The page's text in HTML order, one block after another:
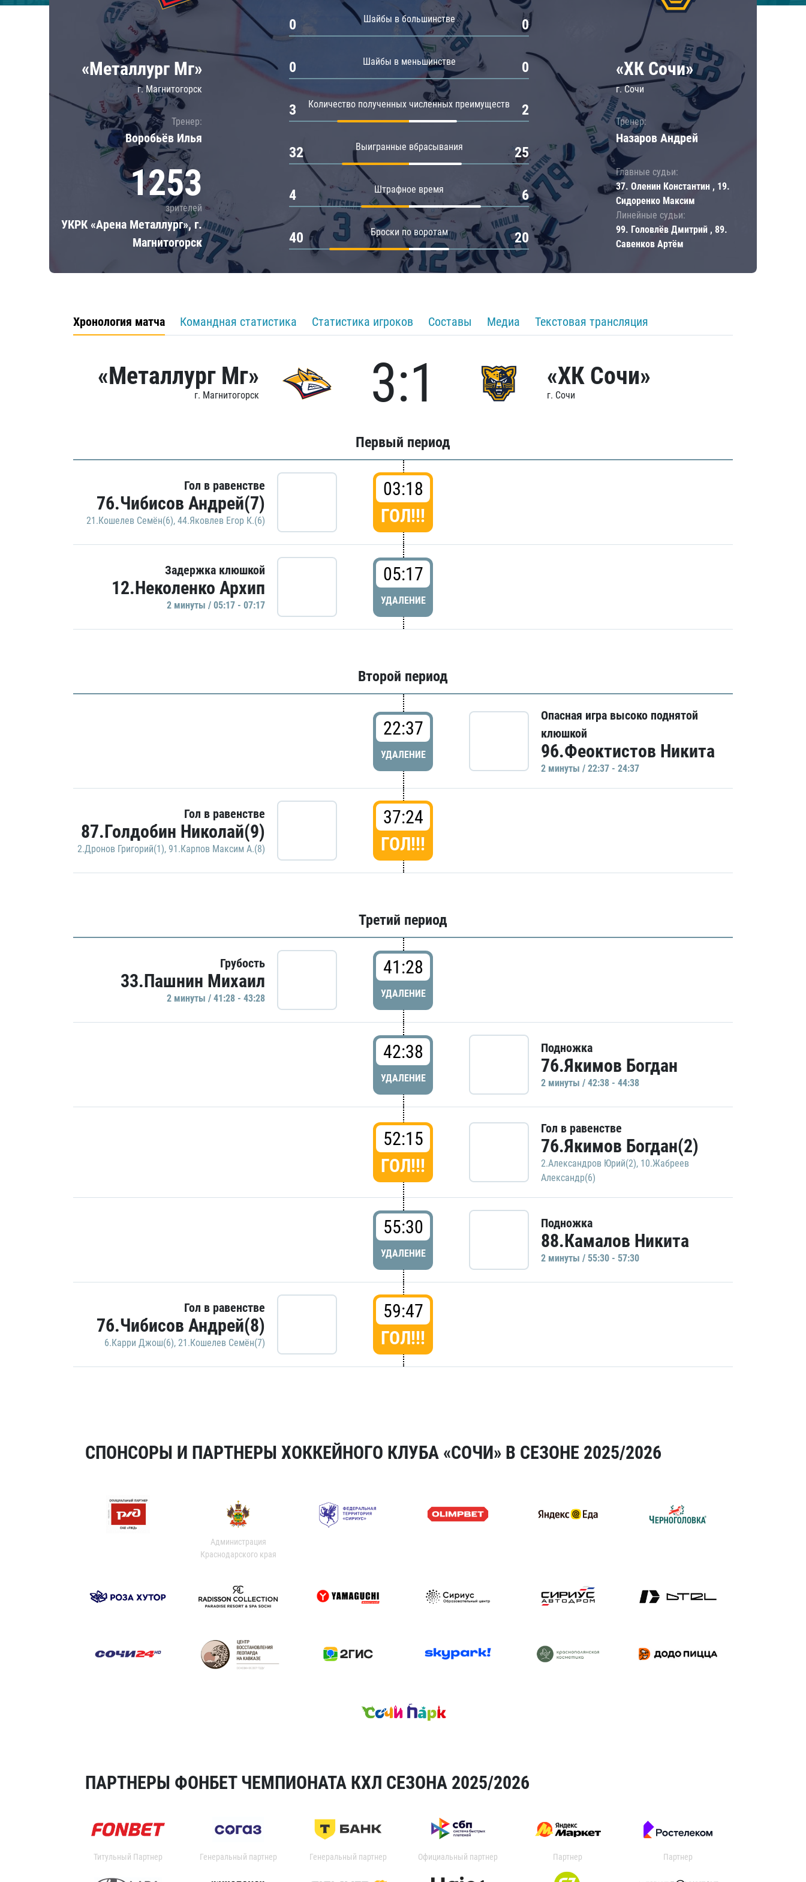
Локомотив
ЦСКА
Шанхайские Драконы
«Металлург Мг»
г. Магнитогорск
Тренер:
Воробьёв Илья
1253
зрителей
УКРК «Арена Металлург», г.
Магнитогорск
Шайбы в большинстве
0 0
Шайбы в меньшинстве
0 0
Количество полученных численных преимуществ
3 2
Выигранные вбрасывания
32 25
Штрафное время
4 6
Броски по воротам
40 20
«ХК Сочи»
г. Сочи
Тренер:
Назаров Андрей
Главные судьи:
37. Оленин Константин , 19.
Сидоренко Максим
Линейные судьи:
99. Головлёв Дмитрий , 89.
Савенков Артём
Хронология матча Командная статистика Статистика игроков Составы Медиа Текстовая трансляция
«Металлург Мг»
г. Магнитогорск 3:1 «ХК Сочи»
г. Сочи
Первый период
Гол в равенстве
76.Чибисов Андрей(7)
21.Кошелев Семён(6), 44.Яковлев Егор К.(6)
03:18
ГОЛ!!!
Задержка клюшкой
12.Неколенко Архип
2 минуты / 05:17 - 07:17
05:17
УДАЛЕНИЕ
Второй период
22:37
УДАЛЕНИЕ
Опасная игра высоко поднятой
клюшкой
96.Феоктистов Никита
2 минуты / 22:37 - 24:37
Гол в равенстве
87.Голдобин Николай(9)
2.Дронов Григорий(1), 91.Карпов Максим А.(8)
37:24
ГОЛ!!!
Третий период
Грубость
33.Пашнин Михаил
2 минуты / 41:28 - 43:28
41:28
УДАЛЕНИЕ
42:38
УДАЛЕНИЕ
Подножка
76.Якимов Богдан
2 минуты / 42:38 - 44:38
52:15
ГОЛ!!!
Гол в равенстве
76.Якимов Богдан(2)
2.Александров Юрий(2), 10.Жабреев
Александр(6)
55:30
УДАЛЕНИЕ
Подножка
88.Камалов Никита
2 минуты / 55:30 - 57:30
Гол в равенстве
76.Чибисов Андрей(8)
6.Карри Джош(6), 21.Кошелев Семён(7)
59:47
ГОЛ!!!
СПОНСОРЫ И ПАРТНЕРЫ ХОККЕЙНОГО КЛУБА «СОЧИ» В СЕЗОНЕ 2025/2026
Администрация
Краснодарского края
ПАРТНЕРЫ ФОНБЕТ ЧЕМПИОНАТА КХЛ СЕЗОНА 2025/2026
Титульный Партнер Генеральный партнер Генеральный партнер Официальный партнер Партнер Партнер